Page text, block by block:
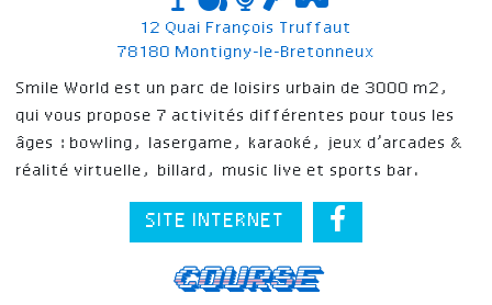
12 Quai François Truffaut
78180 Montigny-le-Bretonneux
Smile World est un parc de loisirs urbain de 3000 m2,
qui vous propose 7 activités différentes pour tous les
âges : bowling, lasergame, karaoké, jeux d’arcades &
réalité virtuelle, billard, music live et sports bar.
SITE INTERNET
Course